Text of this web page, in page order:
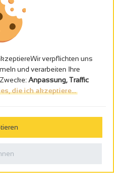
die Gesundheit - trinken Sie in
verpflichten uns
und verarbeiten Ihre
Anpassung, Traffic
die ich akzeptiere...